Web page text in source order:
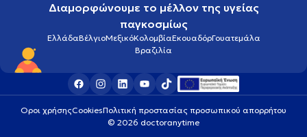
Διαμορφώνουμε το μέλλον της υγείας
παγκοσμίως
ΕλλάδαΒέλγιοΜεξικόΚολομβίαΕκουαδόρΓουατεμάλα
Βραζιλία
Οροι χρήσηςCookiesΠολιτική προστασίας προσωπικού απορρήτου
© 2026 doctoranytime